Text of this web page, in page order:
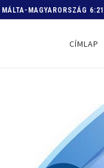
RŐL – A TOVÁBBI
CÍMLAP